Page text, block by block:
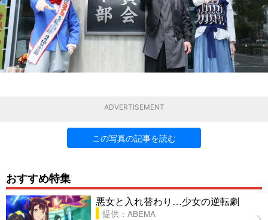
ADVERTISEMENT
この写真の記事を読む
おすすめ特集
悪女と入れ替わり…少女の逆転劇
提供：ABEMA